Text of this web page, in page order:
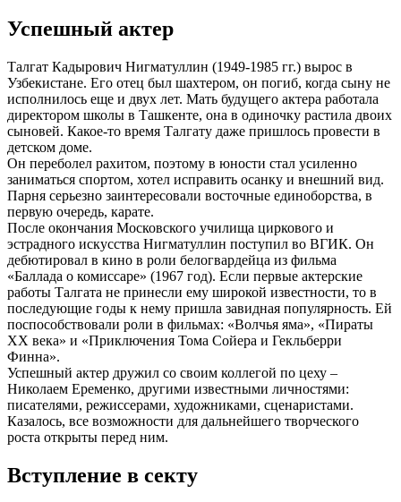
Успешный актер
Талгат Кадырович Нигматуллин (1949-1985 гг.) вырос в
Узбекистане. Его отец был шахтером, он погиб, когда сыну не
исполнилось еще и двух лет. Мать будущего актера работала
директором школы в Ташкенте, она в одиночку растила двоих
сыновей. Какое-то время Талгату даже пришлось провести в
детском доме.
Он переболел рахитом, поэтому в юности стал усиленно
заниматься спортом, хотел исправить осанку и внешний вид.
Парня серьезно заинтересовали восточные единоборства, в
первую очередь, карате.
После окончания Московского училища циркового и
эстрадного искусства Нигматуллин поступил во ВГИК. Он
дебютировал в кино в роли белогвардейца из фильма
«Баллада о комиссаре» (1967 год). Если первые актерские
работы Талгата не принесли ему широкой известности, то в
последующие годы к нему пришла завидная популярность. Ей
поспособствовали роли в фильмах: «Волчья яма», «Пираты
ХХ века» и «Приключения Тома Сойера и Гекльберри
Финна».
Успешный актер дружил со своим коллегой по цеху –
Николаем Еременко, другими известными личностями:
писателями, режиссерами, художниками, сценаристами.
Казалось, все возможности для дальнейшего творческого
роста открыты перед ним.
Вступление в секту